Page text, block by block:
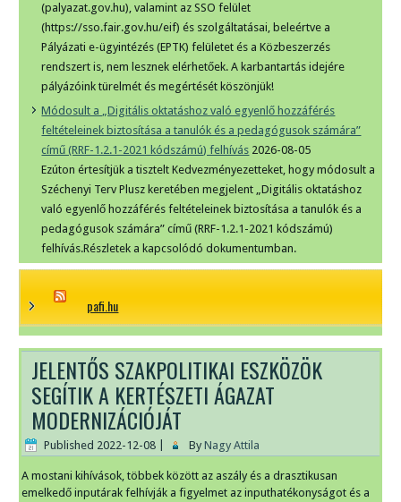
(palyazat.gov.hu), valamint az SSO felület
(https://sso.fair.gov.hu/eif) és szolgáltatásai, beleértve a
Pályázati e-ügyintézés (EPTK) felületet és a Közbeszerzés
rendszert is, nem lesznek elérhetőek. A karbantartás idejére
pályázóink türelmét és megértését köszönjük!
Módosult a „Digitális oktatáshoz való egyenlő hozzáférés
feltételeinek biztosítása a tanulók és a pedagógusok számára”
című (RRF-1.2.1-2021 kódszámú) felhívás 2026-08-05
Ezúton értesítjük a tisztelt Kedvezményezetteket, hogy módosult a
Széchenyi Terv Plusz keretében megjelent „Digitális oktatáshoz
való egyenlő hozzáférés feltételeinek biztosítása a tanulók és a
pedagógusok számára” című (RRF-1.2.1-2021 kódszámú)
felhívás.Részletek a kapcsolódó dokumentumban.
pafi.hu
JELENTŐS SZAKPOLITIKAI ESZKÖZÖK
SEGÍTIK A KERTÉSZETI ÁGAZAT
MODERNIZÁCIÓJÁT
Published 2022-12-08 By Nagy Attila
A mostani kihívások, többek között az aszály és a drasztikusan
emelkedő inputárak felhívják a figyelmet az inputhatékonyságot és a